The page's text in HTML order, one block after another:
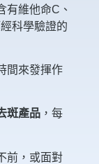
有維他命C、
科學驗證的
間來發揮作
斑產品 ，每
前，或面對